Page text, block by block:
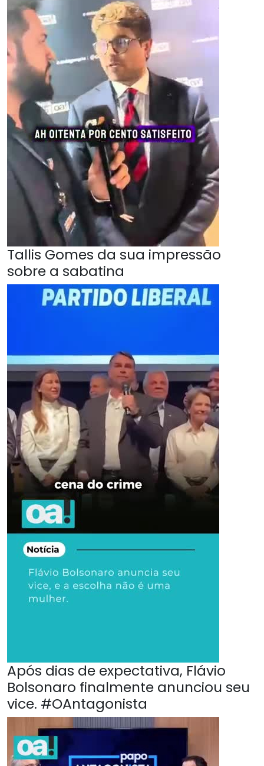
Tallis Gomes da sua impressão
sobre a sabatina
Após dias de expectativa, Flávio
Bolsonaro finalmente anunciou seu
vice. #OAntagonista